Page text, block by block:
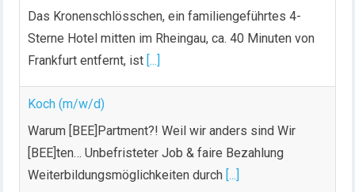
Das Kronenschlösschen, ein familiengeführtes 4-
Sterne Hotel mitten im Rheingau, ca. 40 Minuten von
Frankfurt entfernt, ist [...]
Koch (m/w/d)
Warum [BEE]Partment?! Weil wir anders sind Wir
[BEE]ten… Unbefristeter Job & faire Bezahlung
Weiterbildungsmöglichkeiten durch [...]